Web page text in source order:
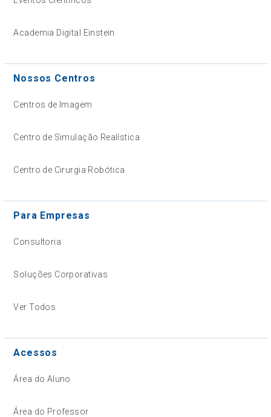
Academia Digital Einstein
Nossos Centros
Centros de Imagem
Centro de Simulação Realística
Centro de Cirurgia Robótica
Para Empresas
Consultoria
Soluções Corporativas
Ver Todos
Acessos
Área do Aluno
Área do Professor